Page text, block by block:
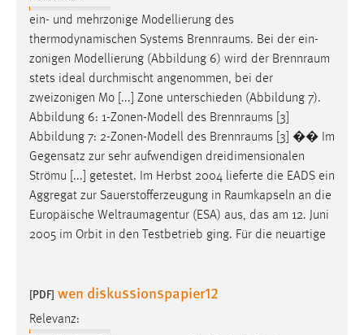
ein- und mehrzonige Modellierung des
thermodynamischen Systems Brennraums. Bei der ein-
zonigen Modellierung (Abbildung 6) wird der Brennraum
stets ideal durchmischt angenommen, bei der
zweizonigen Mo [...] Zone unterschieden (Abbildung 7).
Abbildung 6: 1-Zonen-Modell des Brennraums [3]
Abbildung 7: 2-Zonen-Modell des Brennraums [3] �� Im
Gegensatz zur sehr aufwendigen dreidimensionalen
Strömu [...] getestet. Im Herbst 2004 lieferte die EADS ein
Aggregat zur Sauerstofferzeugung in Raumkapseln an die
Europäische Weltraumagentur (ESA) aus, das am 12. Juni
2005 im Orbit in den Testbetrieb ging. Für die neuartige
[PDF] wen diskussionspapier12
Relevanz: